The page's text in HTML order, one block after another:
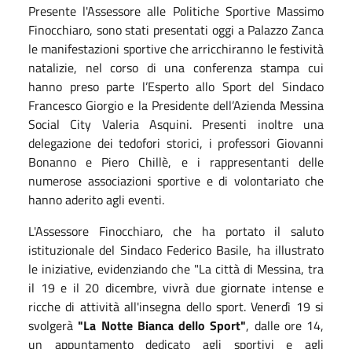
Presente l'Assessore alle Politiche Sportive Massimo
Finocchiaro, sono stati presentati oggi a Palazzo Zanca
le manifestazioni sportive che arricchiranno le festività
natalizie, nel corso di una conferenza stampa cui
hanno preso parte l’Esperto allo Sport del Sindaco
Francesco Giorgio e la Presidente dell’Azienda Messina
Social City Valeria Asquini. Presenti inoltre una
delegazione dei tedofori storici, i professori Giovanni
Bonanno e Piero Chillè, e i rappresentanti delle
numerose associazioni sportive e di volontariato che
hanno aderito agli eventi.
L'Assessore Finocchiaro, che ha portato il saluto
istituzionale del Sindaco Federico Basile, ha illustrato
le iniziative, evidenziando che "La città di Messina, tra
il 19 e il 20 dicembre, vivrà due giornate intense e
ricche di attività all'insegna dello sport. Venerdì 19 si
svolgerà "La Notte Bianca dello Sport", dalle ore 14,
un appuntamento dedicato agli sportivi e agli